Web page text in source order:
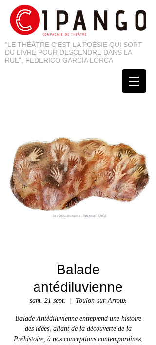
"LE THÉÂTRE C'EST LA POÉSIE QUI SORT
DU LIVRE POUR DESCENDRE DANS LA
RUE", FEDERICO GARCIA LORCA
Balade
antédiluvienne
sam. 21 sept. Toulon-sur-Arroux
Balade Antédiluvienne entreprend une histoire
des idées, allant de la découverte de la
Préhistoire, à nos conceptions contemporaines.